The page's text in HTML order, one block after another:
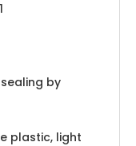
by
plastic, light